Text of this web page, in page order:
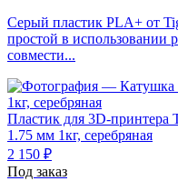
Серый пластик PLA+ от
простой в использовании
совмести...
Пластик для 3D-принтера
1.75 мм 1кг, серебряная
2 150 ₽
Под заказ